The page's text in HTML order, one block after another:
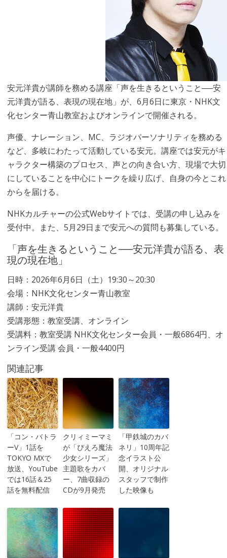
安元洋貴が講師を務める講座「声を生きるということ──安
元洋貴が語る、表現の現在地」が、6月6日に東京・NHK文
化センター青山教室およびオンラインで開催される。
声優、ナレーション、MC、ラジオパーソナリティを務める
など、多岐にわたって活動している安元。講座では安元がキ
ャラクター構築のプロセス、声との向き合い方、現場で大切
にしていることを中心にトークを繰り広げ、自身の今とこれ
からを届ける。
NHKカルチャーの公式Webサイトでは、受講の申し込みを
受付中。また、5月29日まで安元への質問も募集している。
「声を生きるということ──安元洋貴が語る、表
現の現在地」
日時：2026年6月6日（土）19:30～20:30
会場：NHK文化センター青山教室
講師：安元洋貴
受講形態：教室受講、オンライン
受講料：教室受講 NHK文化センター会員・一般6864円、オ
ンライン受講 会員・一般4400円
関連記事
「コン・バトラ
ーV」1話を
TOKYO MXで
放送、YouTube
では16話＆25
話を無料配信
クリィミーマミ
が「ぴえろ魔法
少女シリーズ」
主題歌をカバ
ー、7曲収録の
CDが9月発売
「甲鉄城のカバ
ネリ」10周年記
念イラスト公
開、オリジナル
スタッフで制作
した映像も